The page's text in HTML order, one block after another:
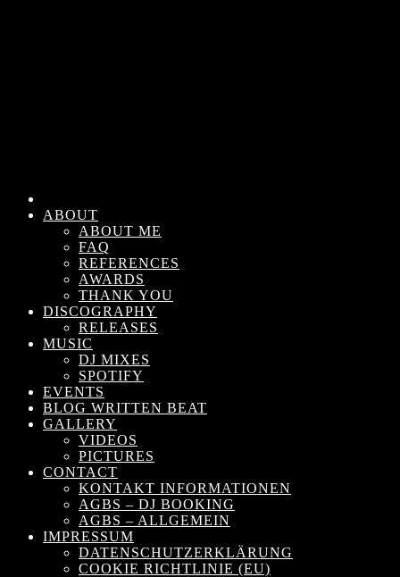
ABOUT
ABOUT ME
FAQ
REFERENCES
AWARDS
THANK YOU
DISCOGRAPHY
RELEASES
MUSIC
DJ MIXES
SPOTIFY
EVENTS
BLOG WRITTEN BEAT
GALLERY
VIDEOS
PICTURES
CONTACT
KONTAKT INFORMATIONEN
AGBS – DJ BOOKING
AGBS – ALLGEMEIN
IMPRESSUM
DATENSCHUTZERKLÄRUNG
COOKIE RICHTLINIE (EU)